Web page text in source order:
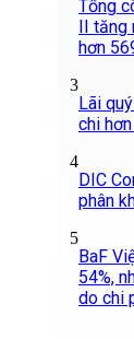
Tổng
II tăng
hơn
3
Lãi
chi
4
DIC
phân
5
BaF
54%,
do chi